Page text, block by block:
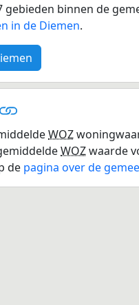
binnen de
in de Diemen.
WOZ
WOZwaarde
de pagina over de